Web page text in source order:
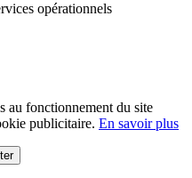
opérationnels
au fonctionnement du site
publicitaire. En savoir plus